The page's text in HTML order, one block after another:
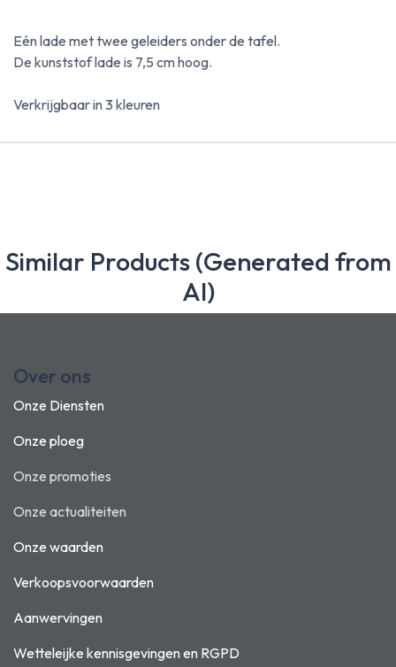
Eén lade met twee geleiders onder de tafel.
De kunststof lade is 7,5 cm hoog.
Verkrijgbaar in 3 kleuren
Similar Products (Generated from
AI)
Over ons
Onze Diensten
Onze ploeg
Onze promoties
Onze actualiteiten
Onze waarden
Verkoopsvoorwaarden
Aanwervingen
Wetteleijke kennisgevingen en RGPD